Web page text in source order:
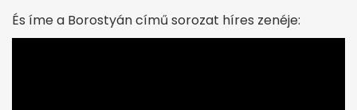
És íme a Borostyán című sorozat híres zenéje: